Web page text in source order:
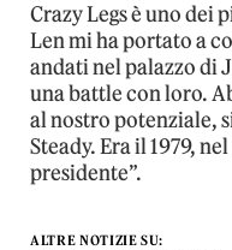
Crazy Legs è uno dei
Len mi ha portato a
andati nel palazzo di
una battle con loro.
al nostro potenziale,
Steady. Era il 1979,
presidente”.
ALTRE NOTIZIE SU: